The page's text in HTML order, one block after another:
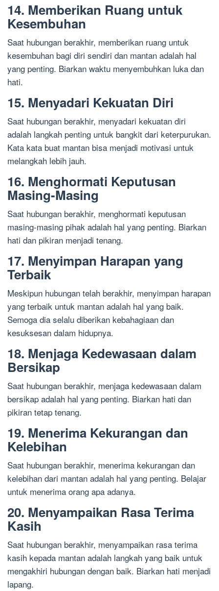
14. Memberikan Ruang untuk
Kesembuhan
Saat hubungan berakhir, memberikan ruang untuk
kesembuhan bagi diri sendiri dan mantan adalah hal
yang penting. Biarkan waktu menyembuhkan luka dan
hati.
15. Menyadari Kekuatan Diri
Saat hubungan berakhir, menyadari kekuatan diri
adalah langkah penting untuk bangkit dari keterpurukan.
Kata kata buat mantan bisa menjadi motivasi untuk
melangkah lebih jauh.
16. Menghormati Keputusan
Masing-Masing
Saat hubungan berakhir, menghormati keputusan
masing-masing pihak adalah hal yang penting. Biarkan
hati dan pikiran menjadi tenang.
17. Menyimpan Harapan yang
Terbaik
Meskipun hubungan telah berakhir, menyimpan harapan
yang terbaik untuk mantan adalah hal yang baik.
Semoga dia selalu diberikan kebahagiaan dan
kesuksesan dalam hidupnya.
18. Menjaga Kedewasaan dalam
Bersikap
Saat hubungan berakhir, menjaga kedewasaan dalam
bersikap adalah hal yang penting. Biarkan hati dan
pikiran tetap tenang.
19. Menerima Kekurangan dan
Kelebihan
Saat hubungan berakhir, menerima kekurangan dan
kelebihan dari mantan adalah hal yang penting. Belajar
untuk menerima orang apa adanya.
20. Menyampaikan Rasa Terima
Kasih
Saat hubungan berakhir, menyampaikan rasa terima
kasih kepada mantan adalah langkah yang baik untuk
mengakhiri hubungan dengan baik. Biarkan hati menjadi
lapang.